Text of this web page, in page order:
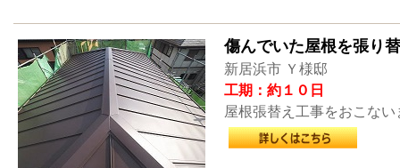
傷んでいた屋根を張り
新居浜市 Ｙ様邸
工期：約１０日
屋根張替え工事をおこない